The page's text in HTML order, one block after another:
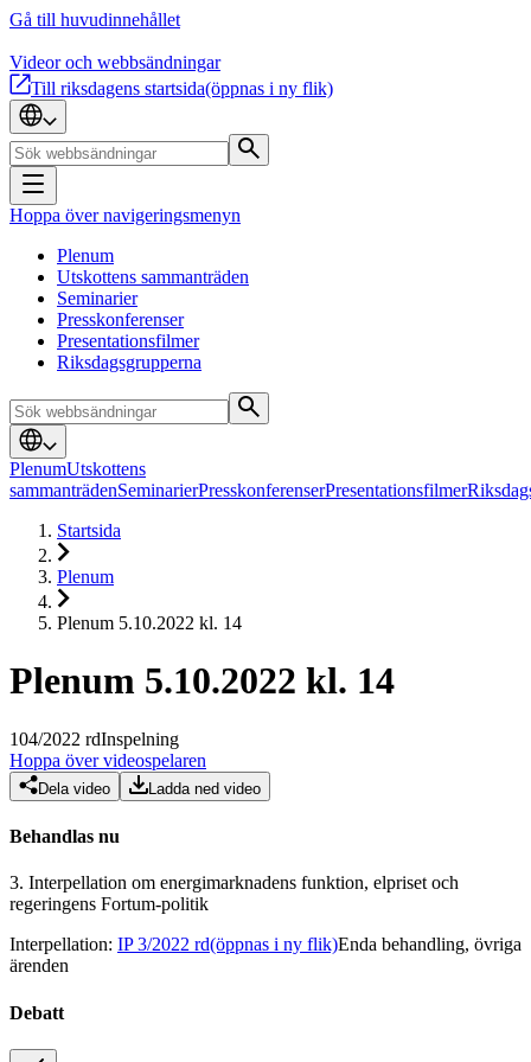
Gå till huvudinnehållet
Videor och webbsändningar
Till riksdagens startsida(öppnas i ny flik)
Hoppa över navigeringsmenyn
Plenum
Utskottens sammanträden
Seminarier
Presskonferenser
Presentationsfilmer
Riksdagsgrupperna
PlenumUtskottens
sammanträdenSeminarierPresskonferenserPresentationsfilmer
Startsida
Plenum
Plenum 5.10.2022 kl. 14
Plenum 5.10.2022 kl. 14
104/2022 rdInspelning
Hoppa över videospelaren
Dela video Ladda ned video
Behandlas nu
3. Interpellation om energimarknadens funktion, elpriset och
regeringens Fortum-politik
Interpellation: IP 3/2022 rd(öppnas i ny flik)Enda behandling, övriga
ärenden
Debatt